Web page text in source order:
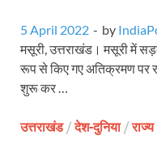
5 April 2022 - by
मसूरी, उत्तराखंड। मसूरी में
रूप से किए गए अतिक्रमण पर
शुरू कर …
उत्तराखंड/देश-दुनिया/राज्य